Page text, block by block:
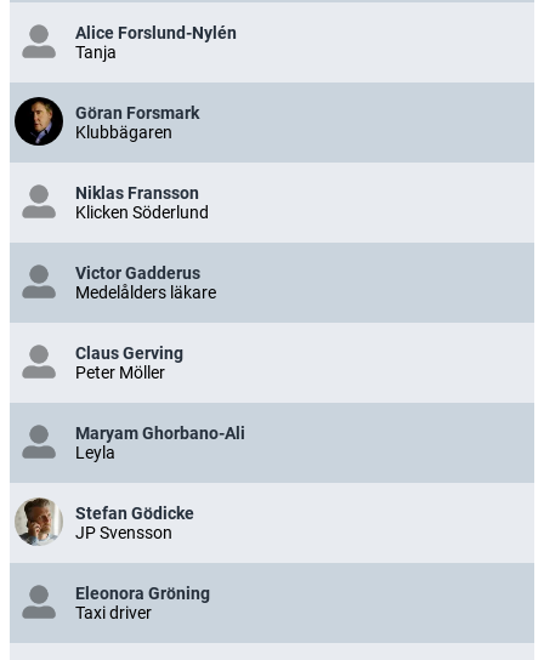
Alice Forslund-Nylén
Tanja
Göran Forsmark
Klubbägaren
Niklas Fransson
Klicken Söderlund
Victor Gadderus
Medelålders läkare
Claus Gerving
Peter Möller
Maryam Ghorbano-Ali
Leyla
Stefan Gödicke
JP Svensson
Eleonora Gröning
Taxi driver